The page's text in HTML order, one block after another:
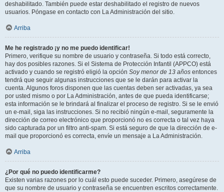
deshabilitado. También puede estar deshabilitado el registro de nuevos
usuarios. Póngase en contacto con La Administración del sitio.
Arriba
Me he registrado ¡y no me puedo identificar!
Primero, verifique su nombre de usuario y contraseña. Si todo está correcto,
hay dos posibles razones. Si el Sistema de Protección Infantil (APPCO) está
activado y cuando se registró eligió la opción Soy menor de 13 años entonces
tendrá que seguir algunas instrucciones que se le darán para activar la
cuenta. Algunos foros disponen que las cuentas deben ser activadas, ya sea
por usted mismo o por La Administración, antes de que pueda identificarse;
esta información se le brindará al finalizar el proceso de registro. Si se le envió
un e-mail, siga las instrucciones. Si no recibió ningún e-mail, seguramente la
dirección de correo electrónico que proporcionó no es correcta o tal vez haya
sido capturada por un filtro anti-spam. Si está seguro de que la dirección de e-
mail que proporcionó es correcta, envíe un mensaje a La Administración.
Arriba
¿Por qué no puedo identificarme?
Existen varias razones por lo cuál esto puede suceder. Primero, asegúrese de
que su nombre de usuario y contraseña se encuentren escritos correctamente.